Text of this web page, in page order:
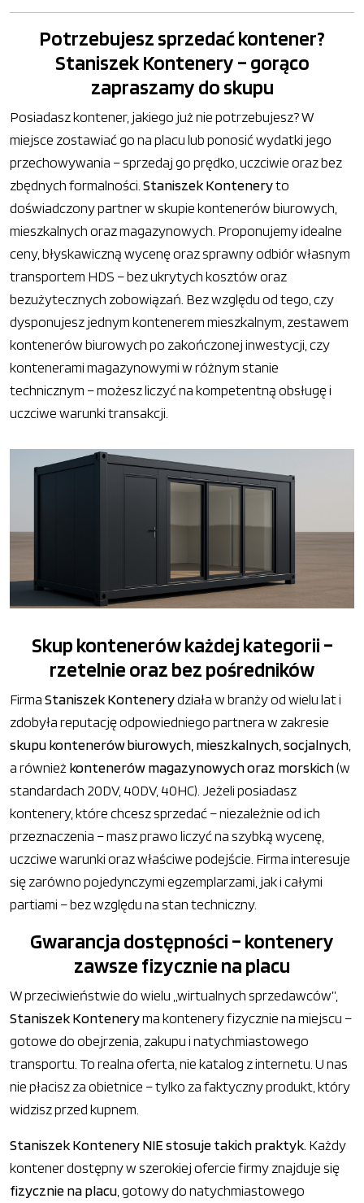
Potrzebujesz sprzedać kontener?
Staniszek Kontenery – gorąco
zapraszamy do skupu
Posiadasz kontener, jakiego już nie potrzebujesz? W
miejsce zostawiać go na placu lub ponosić wydatki jego
przechowywania – sprzedaj go prędko, uczciwie oraz bez
zbędnych formalności. Staniszek Konteneryto
doświadczony partner w skupie kontenerów biurowych,
mieszkalnych oraz magazynowych. Proponujemy idealne
ceny, błyskawiczną wycenę oraz sprawny odbiór własnym
transportem HDS – bez ukrytych kosztów oraz
bezużytecznych zobowiązań. Bez względu od tego, czy
dysponujesz jednym kontenerem mieszkalnym, zestawem
kontenerów biurowych po zakończonej inwestycji, czy
kontenerami magazynowymi w różnym stanie
technicznym – możesz liczyć na kompetentną obsługę i
uczciwe warunki transakcji.
Skup kontenerów każdej kategorii –
rzetelnie oraz bez pośredników
FirmaStaniszek Kontenerydziała w branży od wielu lat i
zdobyła reputację odpowiedniego partnera w zakresie
skupu kontenerów biurowych, mieszkalnych, socjalnych
a również kontenerów magazynowych oraz morskich(w
standardach 20DV, 40DV, 40HC). Jeżeli posiadasz
kontenery, które chcesz sprzedać – niezależnie od ich
przeznaczenia – masz prawo liczyć na szybką wycenę,
uczciwe warunki oraz właściwe podejście. Firma interesuje
się zarówno pojedynczymi egzemplarzami, jak i całymi
partiami – bez względu na stan techniczny.
Gwarancja dostępności – kontenery
zawsze fizycznie na placu
W przeciwieństwie do wielu „wirtualnych sprzedawców”,
Staniszek Konteneryma kontenery fizycznie na miejscu –
gotowe do obejrzenia, zakupu i natychmiastowego
transportu. To realna oferta, nie katalog z internetu. U nas
nie płacisz za obietnice – tylko za faktyczny produkt, który
widzisz przed kupnem.
Staniszek Kontenery NIE stosuje takich praktyk. Każdy
kontener dostępny w szerokiej ofercie firmy znajduje się
fizycznie na placu , gotowy do natychmiastowego